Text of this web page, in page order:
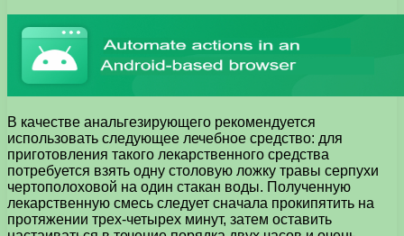
В качестве анальгезирующего рекомендуется
использовать следующее лечебное средство: для
приготовления такого лекарственного средства
потребуется взять одну столовую ложку травы серпухи
чертополоховой на один стакан воды. Полученную
лекарственную смесь следует сначала прокипятить на
протяжении трех-четырех минут, затем оставить